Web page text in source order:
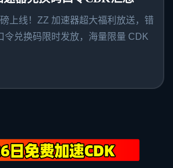
上线！ZZ 加速器超大福利放送，错
令兑换码限时发放，海量限量 CDK